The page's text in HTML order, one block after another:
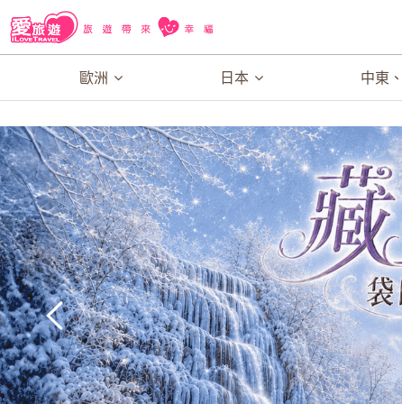
歐洲 日本 中東